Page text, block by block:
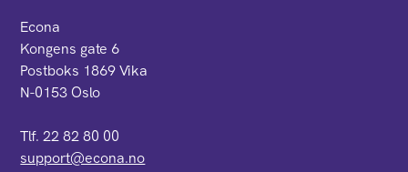
Econa
Kongens gate 6
Postboks 1869 Vika
N-0153 Oslo
Tlf. 22 82 80 00
support@econa.no